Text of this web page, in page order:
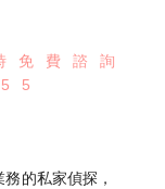
免費諮詢
的私家偵探，